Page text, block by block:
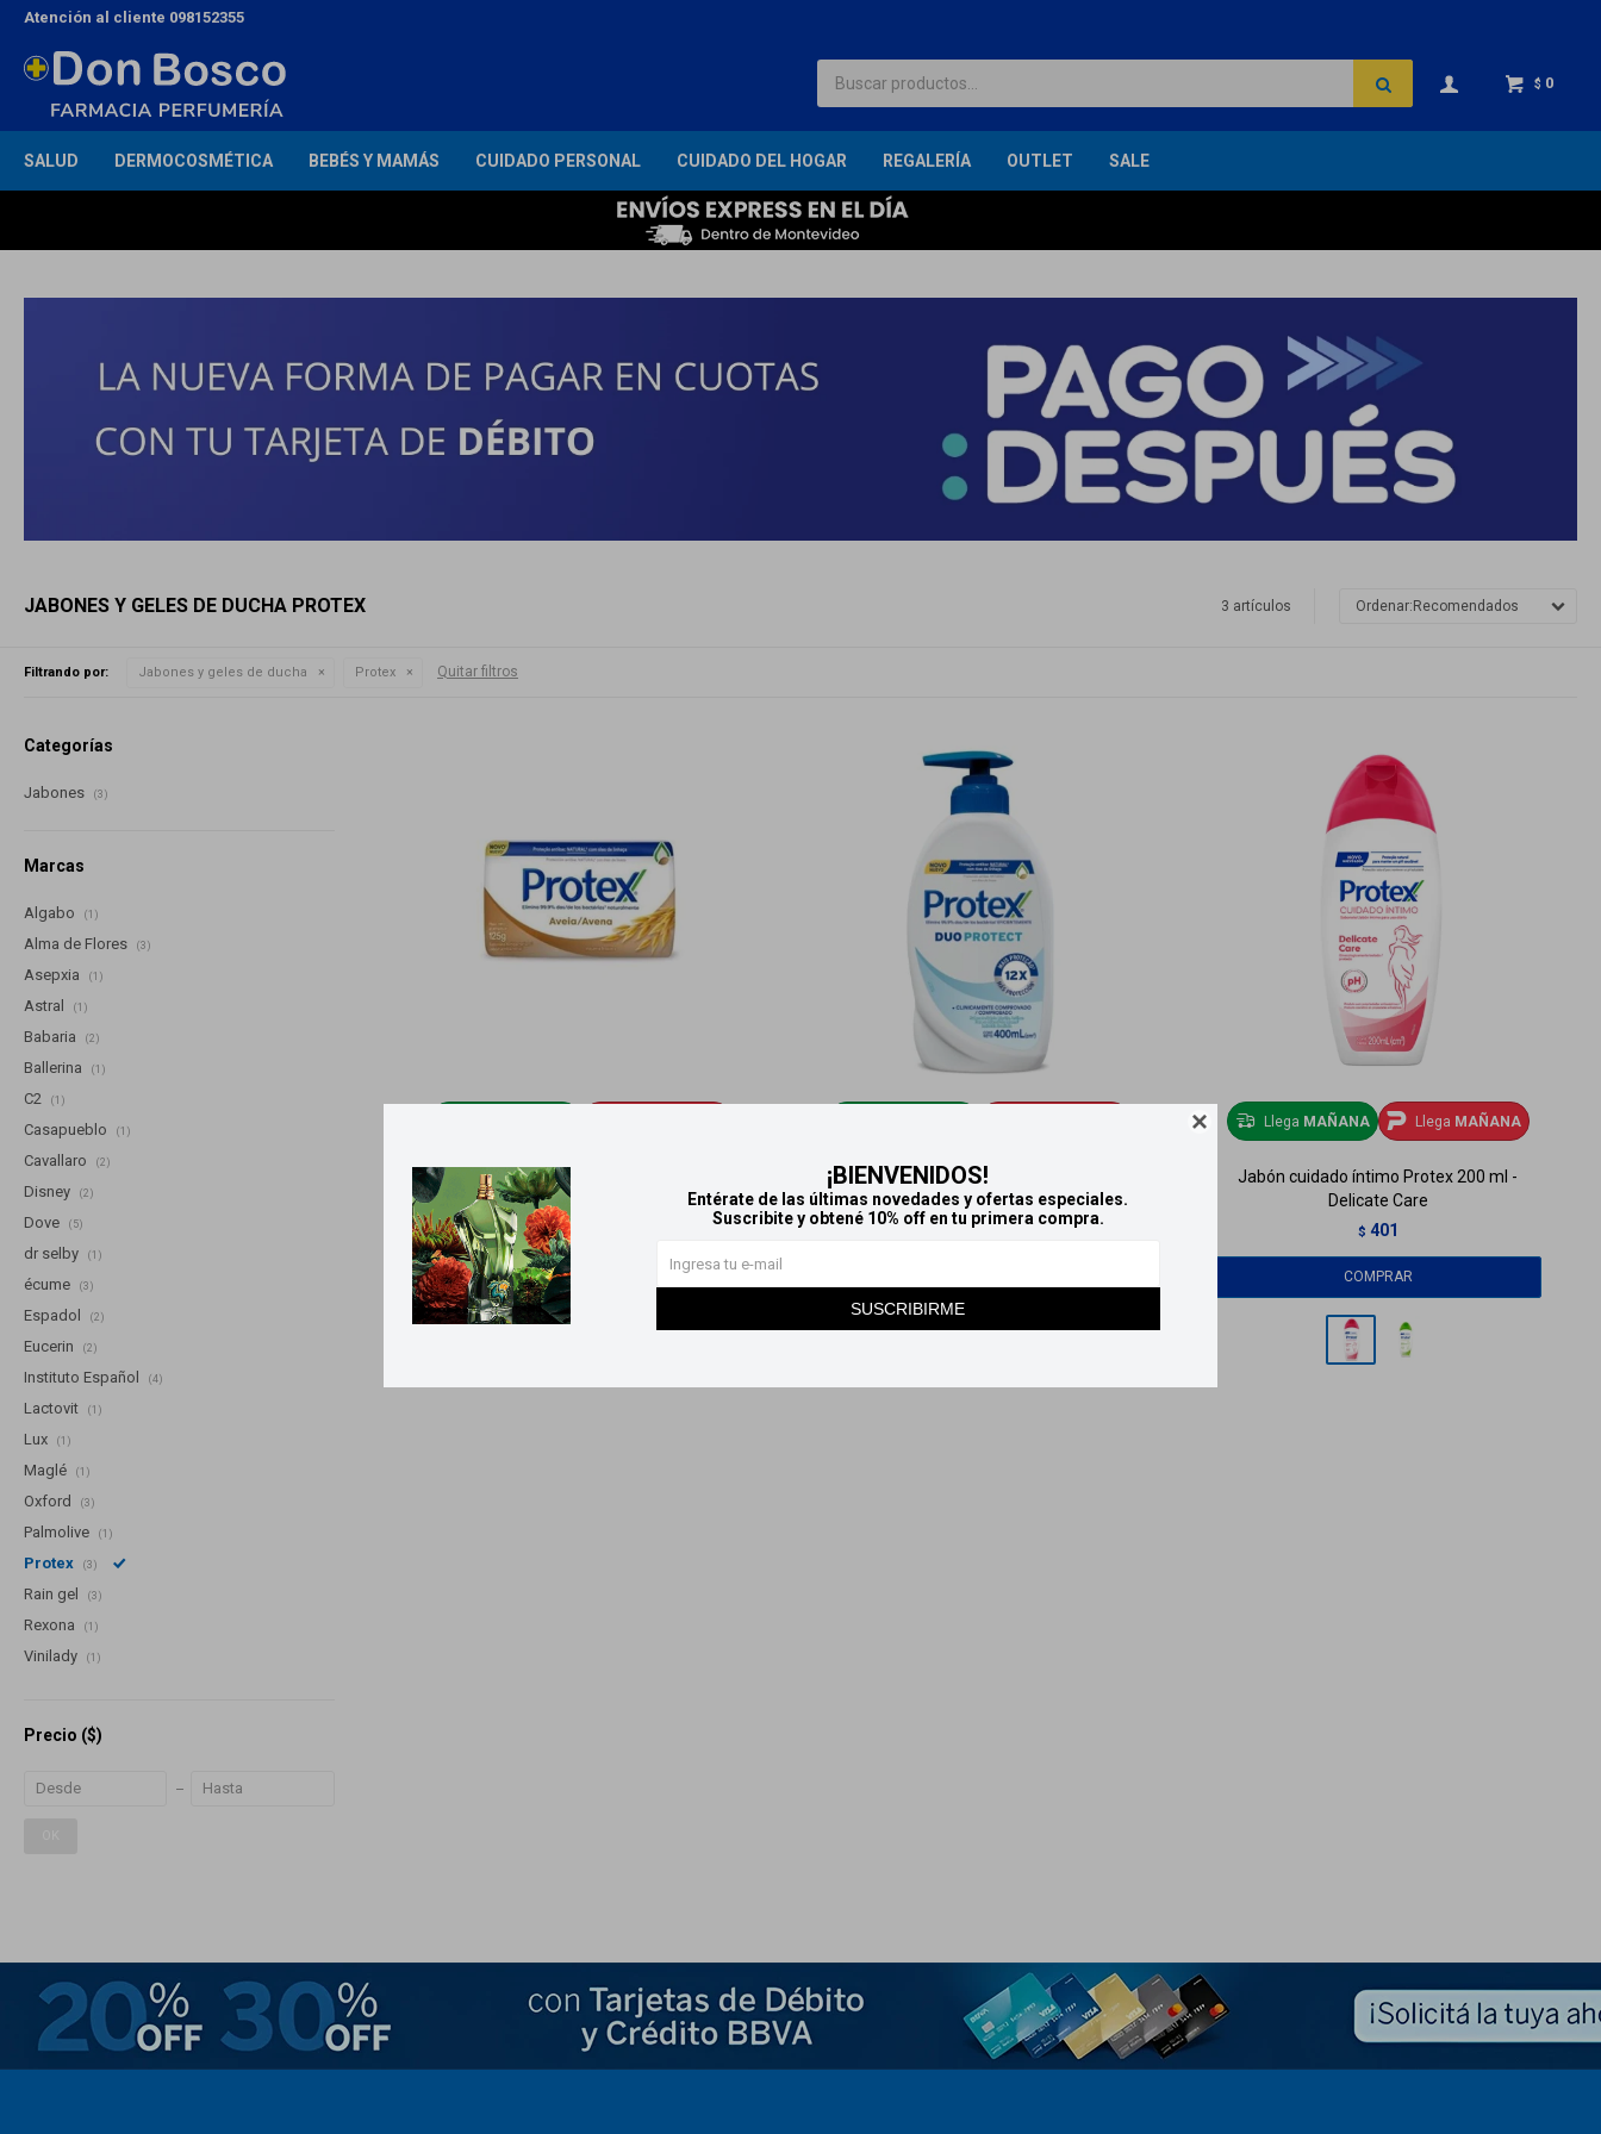

¡BIENVENIDOS!
Entérate de las últimas novedades y ofertas especiales.
Suscribite y obtené 10% off en tu primera compra.
SUSCRIBIRME
SALUD DERMOCOSMÉTICA BEBÉS Y MAMÁS CUIDADO PERSONAL CUIDADO DEL HOGAR REGALERÍA OUTLET SALE
$ 0
Atención al cliente 098152355
JABONES Y GELES DE DUCHA PROTEX 3 artículos Recomendados
Filtrando por: Jabones y geles de ducha Protex Quitar filtros
Jabón En Barra Protex 125 G - Avena
$
Protex jabón líquido - Duo protect 400 ml
$ 229
Llega MAÑANA Llega MAÑANA
Jabón cuidado íntimo Protex 200 ml -
Delicate Care
$ 401
Categorías
Jabones (3)
Marcas
Algabo (1)
Alma de Flores (3)
Asepxia (1)
Astral (1)
Babaria (2)
Ballerina (1)
C2 (1)
Casapueblo (1)
Cavallaro (2)
Disney (2)
Dove (5)
dr selby (1)
écume (3)
Espadol (2)
Eucerin (2)
Instituto Español (4)
Lactovit (1)
Lux (1)
Maglé (1)
Oxford (3)
Palmolive (1)
Protex (3)
Rain gel (3)
Rexona (1)
Vinilady (1)
Precio ($)